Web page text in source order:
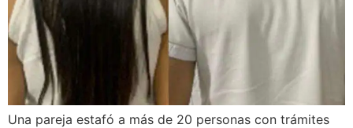
Una pareja estafó a más de 20 personas con trámites